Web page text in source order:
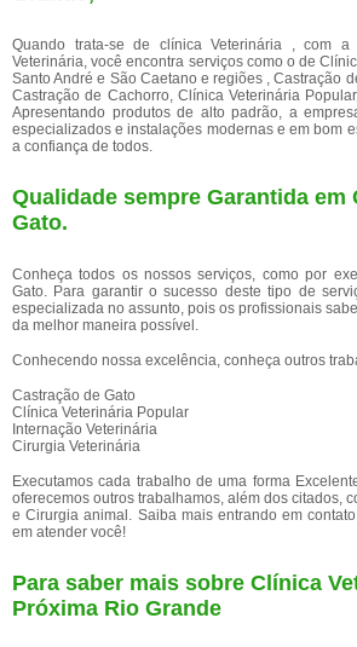
Quando trata-se de clínica Veterinária , com a
Veterinária, você encontra serviços como o de
Santo André e São Caetano e regiões , Castração
Castração de Cachorro, Clínica Veterinária
Apresentando produtos de alto padrão, a
especializados e instalações modernas e em bom
a confiança de todos.
Qualidade sempre Garantida em
Gato.
Conheça todos os nossos serviços, como por
Gato. Para garantir o sucesso deste tipo de
especializada no assunto, pois os profissionais
da melhor maneira possível.
Conhecendo nossa excelência, conheça outros
Castração de Gato
Clínica Veterinária Popular
Internação Veterinária
Cirurgia Veterinária
Executamos cada trabalho de uma forma
oferecemos outros trabalhamos, além dos citados,
e Cirurgia animal. Saiba mais entrando em
em atender você!
Para saber mais sobre Clínica
Próxima Rio Grande